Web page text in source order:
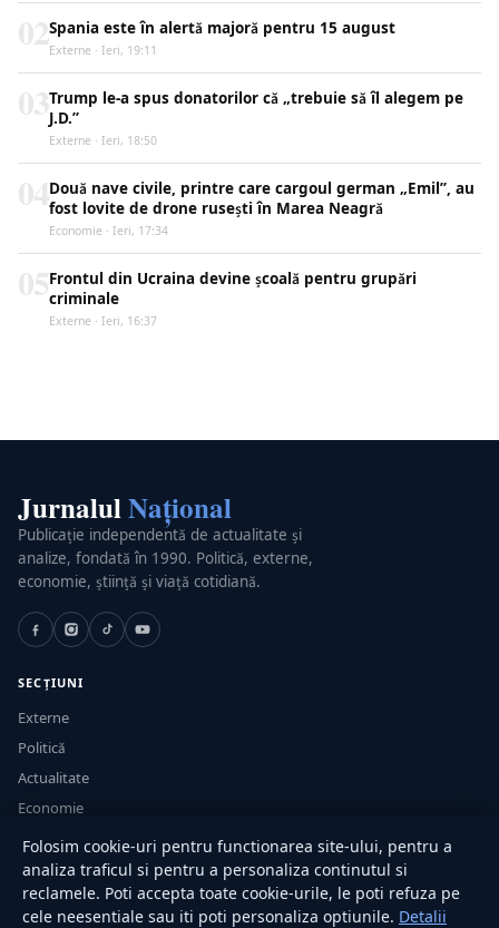
Spania este în alertă majoră pentru 15 august
Externe · Ieri, 19:11
Trump le-a spus donatorilor că „trebuie să îl alegem pe
J.D.”
Externe · Ieri, 18:50
Două nave civile, printre care cargoul german „Emil”, au
fost lovite de drone rusești în Marea Neagră
Economie · Ieri, 17:34
Frontul din Ucraina devine școală pentru grupări
criminale
Externe · Ieri, 16:37
JurnalulNațional
Publicație independentă de actualitate și
analize, fondată în 1990. Politică, externe,
economie, știință și viață cotidiană.
SECȚIUNI
Externe
Politică
Actualitate
Economie
Sănătate
Utile
RUBRICI
Folosim cookie-uri pentru functionarea site-ului, pentru a
analiza traficul si pentru a personaliza continutul si
reclamele. Poti accepta toate cookie-urile, le poti refuza pe
cele neesentiale sau iti poti personaliza optiunile. Detalii